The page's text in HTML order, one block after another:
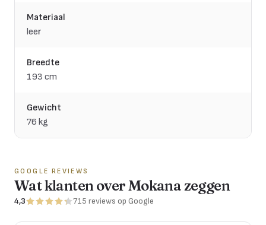
Materiaal
leer
Breedte
193 cm
Gewicht
76 kg
GOOGLE REVIEWS
Wat klanten over Mokana zeggen
4,3 715 reviews op Google